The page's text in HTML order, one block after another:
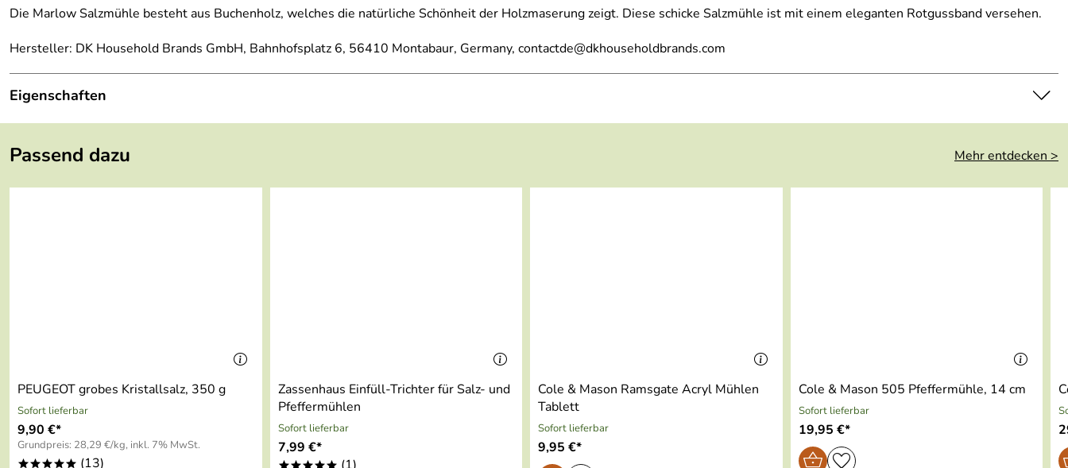
Die Marlow Salzmühle besteht aus Buchenholz, welches die natürliche Schönheit der Holzmaserung zeigt. Diese schicke Salzmühle ist mit einem eleganten Rotgussband versehen.
Hersteller: DK Household Brands GmbH, Bahnhofsplatz 6, 56410 Montabaur, Germany, contactde@dkhouseholdbrands.com
Eigenschaften
korrositionsbeständiges Mahlwerk
aus hochwertigem Buchenholz
Passend dazu Mehr entdecken >
PEUGEOT grobes Kristallsalz, 350 g
Sofort lieferbar
9,90 €*
Grundpreis: 28,29 €/kg, inkl. 7% MwSt.
***** (13)
Zassenhaus Einfüll-Trichter für Salz- und
Pfeffermühlen
Sofort lieferbar
7,99 €*
*****
Cole & Mason Ramsgate Acryl Mühlen
Tablett
Sofort lieferbar
9,95 €*
Cole & Mason 505 Pfeffermühle, 14 cm
Sofort lieferbar
19,95 €*